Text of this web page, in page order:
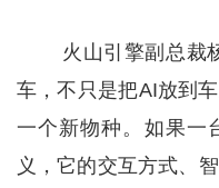
火山引擎副总裁
车，不只是把AI放到
一个新物种。如果一
义，它的交互方式、